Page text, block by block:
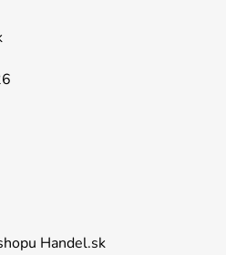
Handel.sk